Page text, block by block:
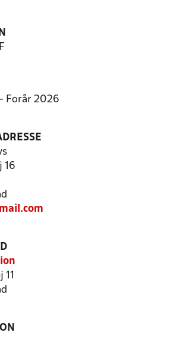
Forår 2026
16